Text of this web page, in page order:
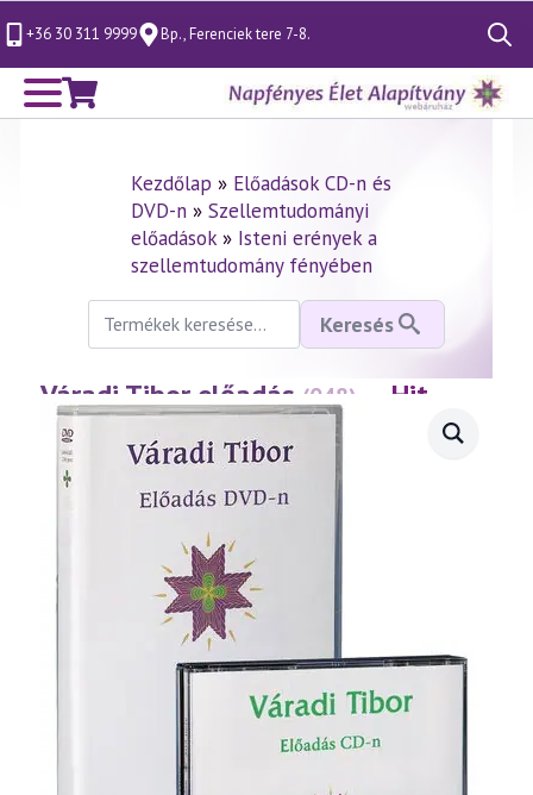
+36 30 311 9999 Bp., Ferenciek tere 7-8.
Search
for:
Kezdőlap » Előadások CD-n és
DVD-n» Szellemtudományi
előadások» Isteni erények a
szellemtudomány fényében
Keresés
következőre:
Keresés
Váradi Tibor előadás (048)
— Hit,
Remény, Szeretet(1998.01.18.)